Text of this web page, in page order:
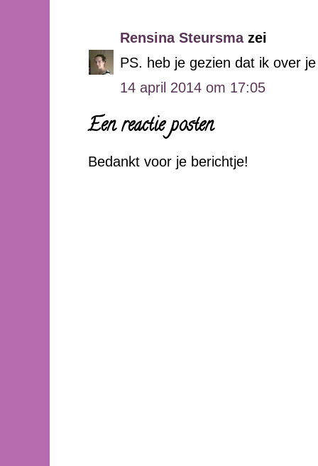
Rensina Steursmazei
PS. heb je gezien dat ik over
14 april 2014 om 17:05
Een reactie posten
Bedankt voor je berichtje!